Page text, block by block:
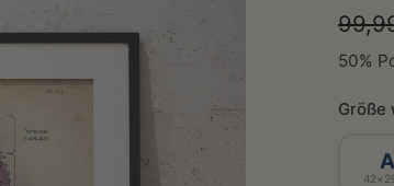
50%
Größe